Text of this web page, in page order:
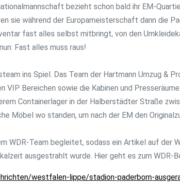
bezieht schon bald ihr EM-
sie während der Europameisterschaft dann die
fast alles selbst mitbringt, von den
Fast alles muss raus!
ins Spiel. Das Team der Hartmann Umzug &
VIP Bereichen sowie die Kabinen und
Containerlager in der Halberstädter Straße
Möbel wo standen, um nach der EM den
WDR-Team begleitet, sodass ein Artikel auf der
ausgestrahlt wurde. Hier geht es zum WDR-
westfalen-lippe/stadion-paderborn-